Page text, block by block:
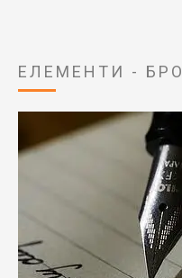
ЕЛЕМЕНТИ -